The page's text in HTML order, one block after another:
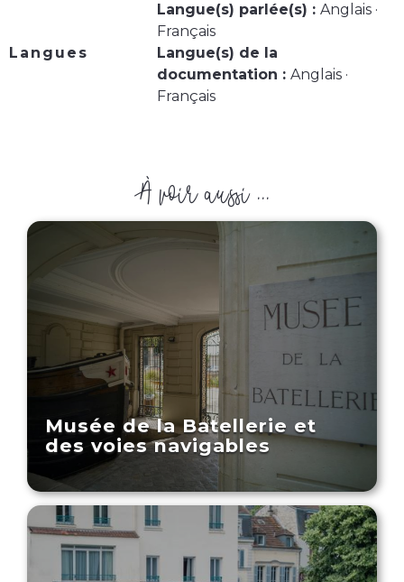
Langues
Langue(s) parlée(s) : Anglais ·
Français
Langue(s) de la
documentation : Anglais ·
Français
À voir aussi ...
Musée de la Batellerie et
des voies navigables